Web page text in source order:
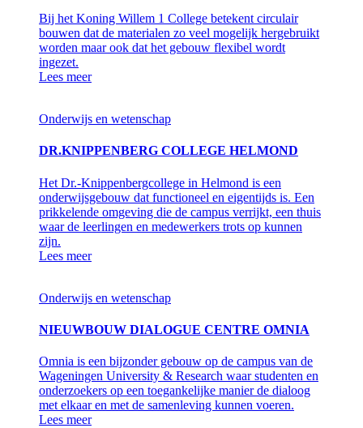
Bij het Koning Willem 1 College betekent circulair
bouwen dat de materialen zo veel mogelijk hergebruikt
worden maar ook dat het gebouw flexibel wordt
ingezet.
Lees meer
Onderwijs en wetenschap
DR.KNIPPENBERG COLLEGE HELMOND
Het Dr.-Knippenbergcollege in Helmond is een
onderwijsgebouw dat functioneel en eigentijds is. Een
prikkelende omgeving die de campus verrijkt, een thuis
waar de leerlingen en medewerkers trots op kunnen
zijn.
Lees meer
Onderwijs en wetenschap
NIEUWBOUW DIALOGUE CENTRE OMNIA
Omnia is een bijzonder gebouw op de campus van de
Wageningen University & Research waar studenten en
onderzoekers op een toegankelijke manier de dialoog
met elkaar en met de samenleving kunnen voeren.
Lees meer